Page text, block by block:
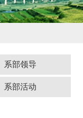
系部领导
系部活动